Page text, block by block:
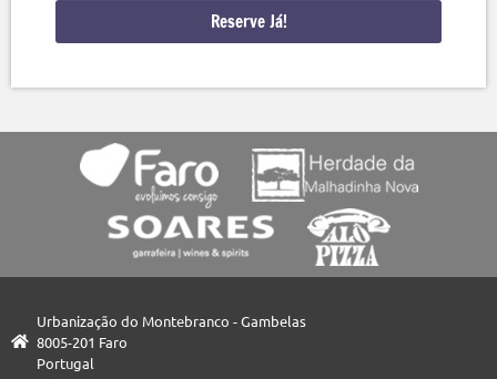
Reserve Já!
Urbanização do Montebranco - Gambelas
8005-201 Faro
Portugal